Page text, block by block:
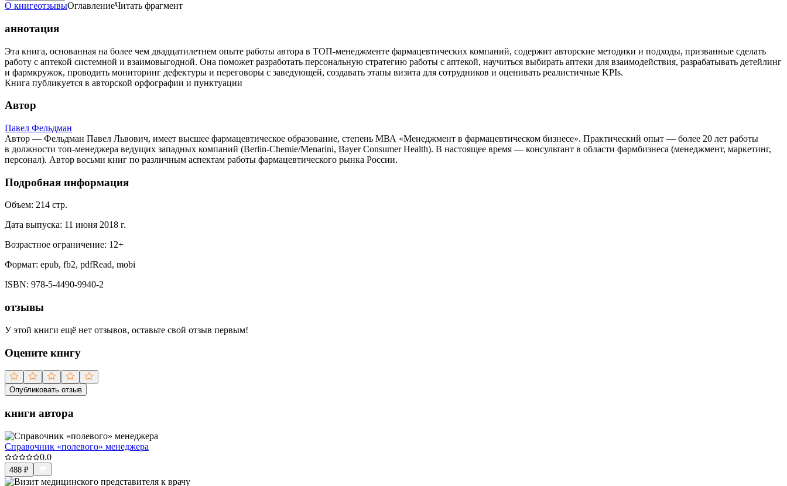
О книгеотзывыОглавлениеЧитать фрагмент
аннотация
Эта книга, основанная на более чем двадцатилетнем опыте работы автора в ТОП-менеджменте фармацевтических компаний, содержит авторские методики и подходы, призванные сделать
работу с аптекой системной и взаимовыгодной. Она поможет разработать персональную стратегию работы с аптекой, научиться выбирать аптеки для взаимодействия, разрабатывать детейлинг
и фармкружок, проводить мониторинг дефектуры и переговоры с заведующей, создавать этапы визита для сотрудников и оценивать реалистичные KPIs.
Книга публикуется в авторской орфографии и пунктуации
Автор
Павел Фельдман
Автор — Фельдман Павел Львович, имеет высшее фармацевтическое образование, степень МВА «Менеджмент в фармацевтическом бизнесе». Практический опыт — более 20 лет работы
в должности топ-менеджера ведущих западных компаний (Berlin-Chemie/Menarini, Bayer Consumer Health). В настоящее время — консультант в области фармбизнеса (менеджмент, маркетинг,
персонал). Автор восьми книг по различным аспектам работы фармацевтического рынка России.
Подробная информация
Объем: 214 стр.
Дата выпуска: 11 июня 2018 г.
Возрастное ограничение: 12+
Формат: epub, fb2, pdfRead, mobi
ISBN: 978-5-4490-9940-2
отзывы
У этой книги ещё нет отзывов, оставьте свой отзыв первым!
Оцените книгу
Опубликовать отзыв
книги автора
Справочник «полевого» менеджера
0.0
488 ₽